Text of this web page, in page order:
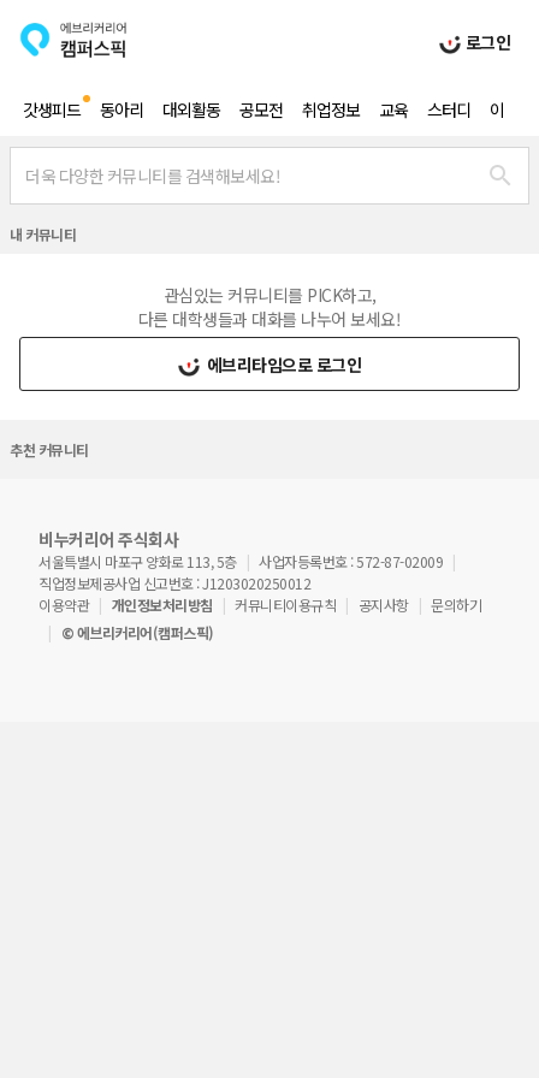
로그인
갓생피드 동아리 대외활동 공모전 취업정보 교육 스터디 이벤트
내 커뮤니티
관심있는 커뮤니티를 PICK하고,
다른 대학생들과 대화를 나누어 보세요!
에브리타임으로 로그인
추천 커뮤니티
비누커리어 주식회사
서울특별시 마포구 양화로 113, 5층
사업자등록번호 : 572-87-02009
직업정보제공사업 신고번호 : J1203020250012
이용약관
개인정보처리방침 커뮤니티이용규칙 공지사항
문의하기
© 에브리커리어(캠퍼스픽)